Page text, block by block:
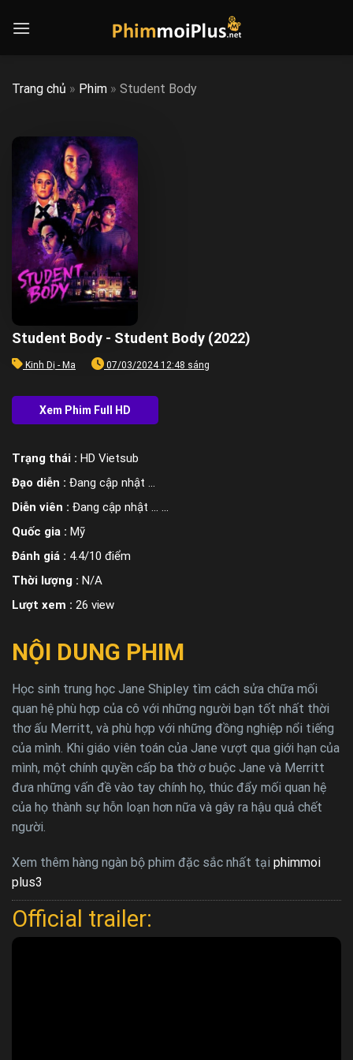
Trang chủ » Phim » Student Body
Student Body - Student Body (2022)
Kinh Dị - Ma 07/03/2024 12:48 sáng
Trạng thái : HD Vietsub
Đạo diễn : Đang cập nhật ...
Diễn viên : Đang cập nhật ... ...
Quốc gia : Mỹ
Đánh giá : 4.4/10 điểm
Thời lượng : N/A
Lượt xem : 26 view
NỘI DUNG PHIM
Học sinh trung học Jane Shipley tìm cách sửa chữa mối
quan hệ phù hợp của cô với những người bạn tốt nhất thời
thơ ấu Merritt, và phù hợp với những đồng nghiệp nổi tiếng
của mình. Khi giáo viên toán của Jane vượt qua giới hạn của
mình, một chính quyền cấp ba thờ ơ buộc Jane và Merritt
đưa những vấn đề vào tay chính họ, thúc đẩy mối quan hệ
của họ thành sự hỗn loạn hơn nữa và gây ra hậu quả chết
người.
Xem thêm hàng ngàn bộ phim đặc sắc nhất tại phimmoi
plus3
Official trailer: